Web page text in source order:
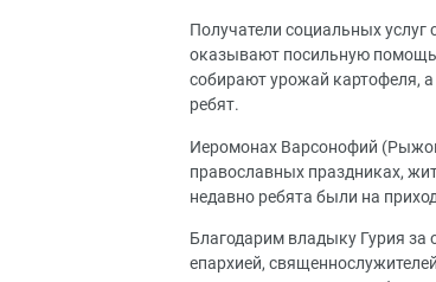
Получатели социальных
оказывают посильную
собирают урожай картофеля,
ребят.
Иеромонах Варсонофий
православных праздниках,
недавно ребята были на
Благодарим владыку Гурия
епархией,